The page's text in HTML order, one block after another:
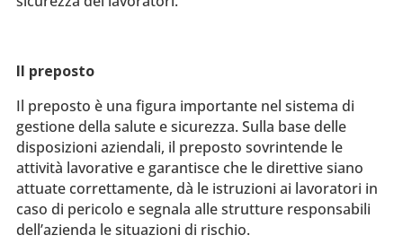
Il preposto
Il preposto è una figura importante nel sistema di
gestione della salute e sicurezza. Sulla base delle
disposizioni aziendali, il preposto sovrintende le
attività lavorative e garantisce che le direttive siano
attuate correttamente, dà le istruzioni ai lavoratori in
caso di pericolo e segnala alle strutture responsabili
dell’azienda le situazioni di rischio.